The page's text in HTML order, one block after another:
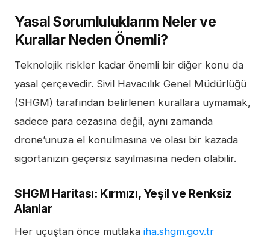
Yasal Sorumluluklarım Neler ve
Kurallar Neden Önemli?
Teknolojik riskler kadar önemli bir diğer konu da
yasal çerçevedir. Sivil Havacılık Genel Müdürlüğü
(SHGM) tarafından belirlenen kurallara uymamak,
sadece para cezasına değil, aynı zamanda
drone’unuza el konulmasına ve olası bir kazada
sigortanızın geçersiz sayılmasına neden olabilir.
SHGM Haritası: Kırmızı, Yeşil ve Renksiz
Alanlar
Her uçuştan önce mutlaka iha.shgm.gov.tr